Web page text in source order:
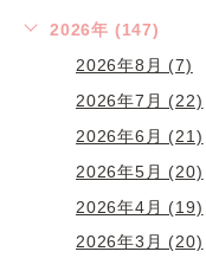
2026年 (147)
2026年8月 (7)
2026年7月 (22)
2026年6月 (21)
2026年5月 (20)
2026年4月 (19)
2026年3月 (20)